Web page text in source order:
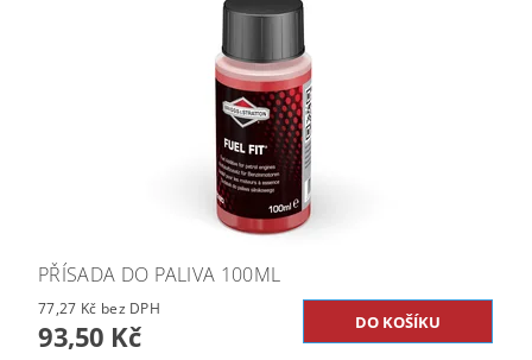
PŘÍSADA DO PALIVA 100ML
77,27 Kč bez DPH
93,50 Kč